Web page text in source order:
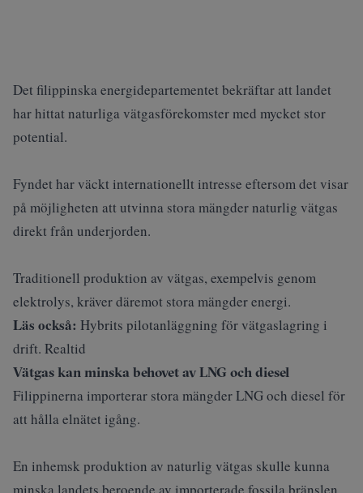
Det filippinska energidepartementet bekräftar att landet
har hittat naturliga vätgasförekomster med mycket stor
potential.
Fyndet har väckt internationellt intresse eftersom det visar
på möjligheten att utvinna stora mängder naturlig vätgas
direkt från underjorden.
Traditionell produktion av vätgas, exempelvis genom
elektrolys, kräver däremot stora mängder energi.
Läs också: Hybrits pilotanläggning för vätgaslagring i
drift. Realtid
Vätgas kan minska behovet av LNG och diesel
Filippinerna importerar stora mängder LNG och diesel för
att hålla elnätet igång.
En inhemsk produktion av naturlig vätgas skulle kunna